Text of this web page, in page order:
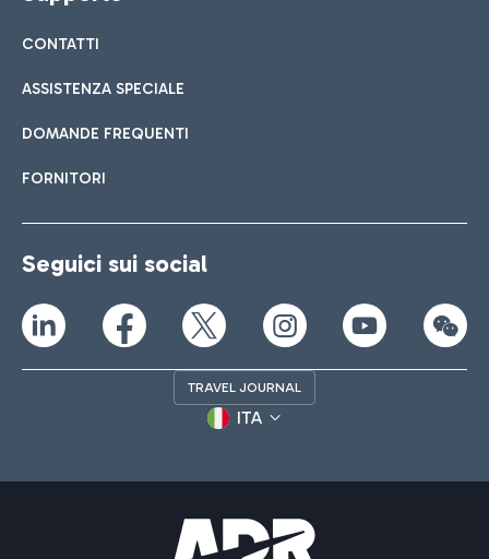
CONTATTI
ASSISTENZA SPECIALE
DOMANDE FREQUENTI
FORNITORI
Seguici sui social
TRAVEL JOURNAL
ITA